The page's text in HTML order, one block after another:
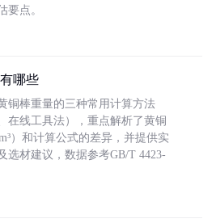
要点。
哪些
铜棒重量的三种常用计算方法
在线工具法），重点解析了黄铜
）和计算公式的差异，并提供实
选材建议，数据参考GB/T 4423-